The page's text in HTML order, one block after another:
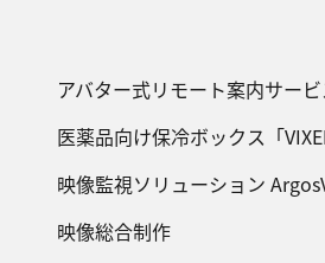
アバター式リモート案内サービ
医薬品向け保冷ボックス「
映像監視ソリューション
映像総合制作